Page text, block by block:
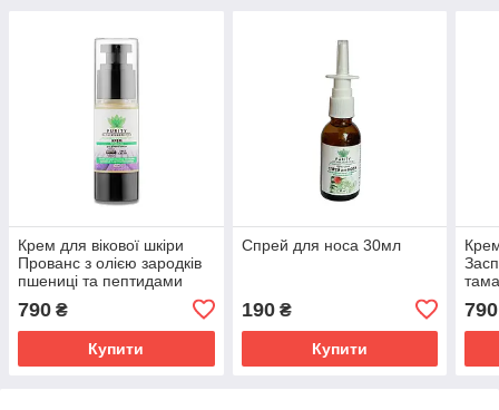
Крем для вікової шкіри
Прованс з олією зародків
пшениці та пептидами
790 ₴
Купити
Спрей для носа 30мл
190₴
Купити
790